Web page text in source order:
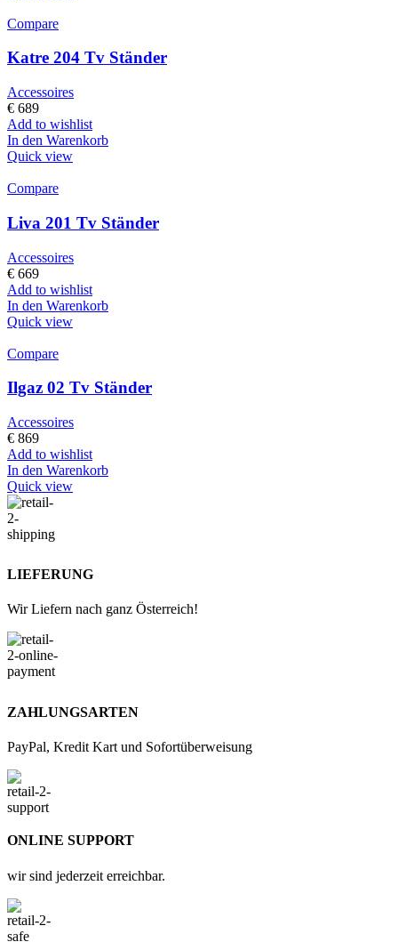
Compare
Katre 204 Tv Ständer
Accessoires
€ 689
Add to wishlist
In den Warenkorb
Quick view
Compare
Liva 201 Tv Ständer
Accessoires
€ 669
Add to wishlist
In den Warenkorb
Quick view
Compare
Ilgaz 02 Tv Ständer
Accessoires
€ 869
Add to wishlist
In den Warenkorb
Quick view
LIEFERUNG
Wir Liefern nach ganz Österreich!
ZAHLUNGSARTEN
PayPal, Kredit Kart und Sofortüberweisung
ONLINE SUPPORT
wir sind jederzeit erreichbar.